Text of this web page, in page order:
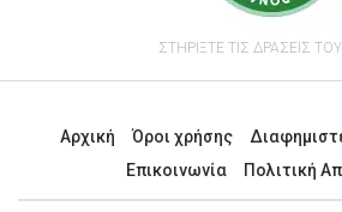
ΣΤΗΡΙΞΤΕ ΤΙΣ ΔΡΑΣΕΙΣ
Αρχική Όροι χρήσης
Επικοινωνία
Πολιτική